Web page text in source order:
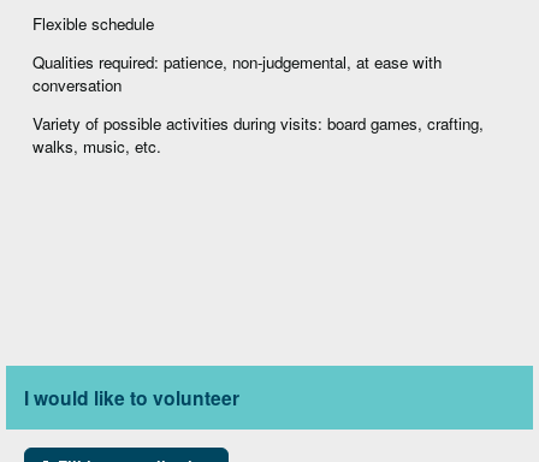
Flexible schedule
Qualities required: patience, non-judgemental, at ease with
conversation
Variety of possible activities during visits: board games, crafting,
walks, music, etc.
I would like to volunteer